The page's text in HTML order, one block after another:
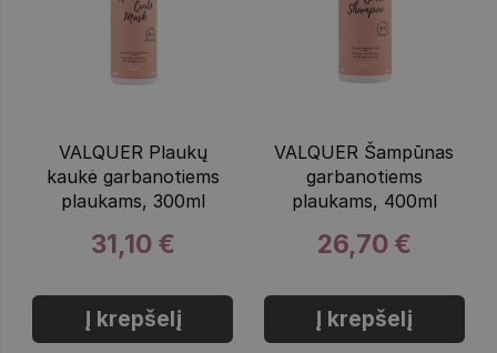
VALQUER Plaukų
kaukė garbanotiems
plaukams, 300ml
31,10 €
Į krepšelį
VALQUER Šampūnas
garbanotiems
plaukams, 400ml
26,70 €
Į krepšelį